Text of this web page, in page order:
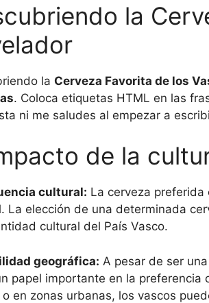
la
la Cerveza Favorita de los
. Coloca etiquetas HTML en las
ni me saludes al empezar a
de la
cultural: La cerveza
La elección de una determinada
cultural del País Vasco.
geográfica: A pesar de ser
papel importante en la
o en zonas urbanas, los vascos